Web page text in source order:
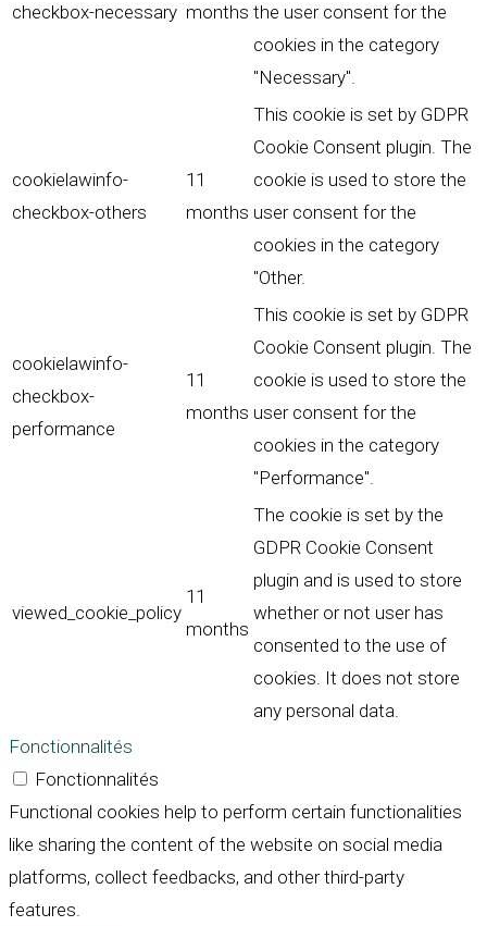
checkbox-necessary months the user consent for the
cookies in the category
"Necessary".
cookielawinfo-
checkbox-others
11
months
This cookie is set by GDPR
Cookie Consent plugin. The
cookie is used to store the
user consent for the
cookies in the category
"Other.
cookielawinfo-
checkbox-
performance
11
months
This cookie is set by GDPR
Cookie Consent plugin. The
cookie is used to store the
user consent for the
cookies in the category
"Performance".
viewed_cookie_policy
11
months
The cookie is set by the
GDPR Cookie Consent
plugin and is used to store
whether or not user has
consented to the use of
cookies. It does not store
any personal data.
Fonctionnalités
Fonctionnalités
Functional cookies help to perform certain functionalities
like sharing the content of the website on social media
platforms, collect feedbacks, and other third-party
features.